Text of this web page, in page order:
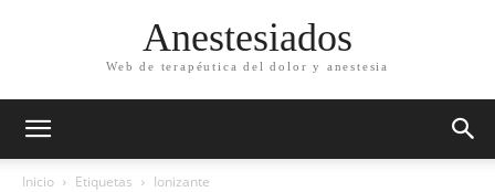
Anestesiados
Web de terapéutica del dolor y anestesia
Inicio Etiquetas Ionizante